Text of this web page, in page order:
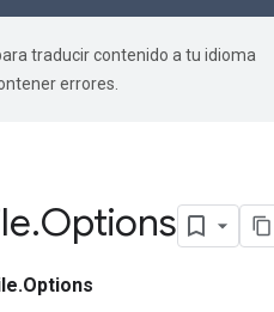
traducir contenido a tu idioma
errores.
.Options